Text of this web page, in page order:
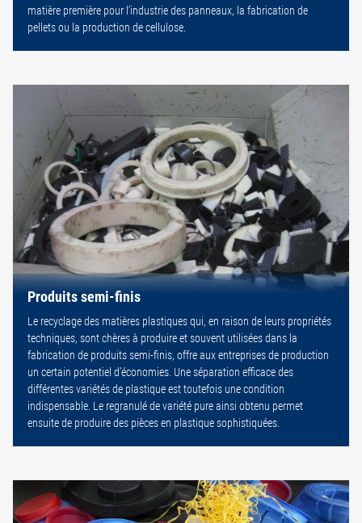
matière première pour l’industrie des panneaux, la fabrication de
pellets ou la production de cellulose.
Produits semi-finis
Le recyclage des matières plastiques qui, en raison de leurs propriétés
techniques, sont chères à produire et souvent utilisées dans la
fabrication de produits semi-finis, offre aux entreprises de production
un certain potentiel d’économies. Une séparation efficace des
différentes variétés de plastique est toutefois une condition
indispensable. Le regranulé de variété pure ainsi obtenu permet
ensuite de produire des pièces en plastique sophistiquées.